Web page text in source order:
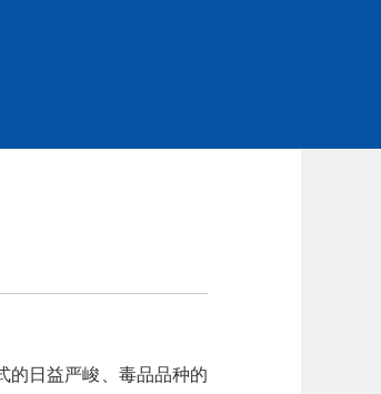
的日益严峻、毒品品种的